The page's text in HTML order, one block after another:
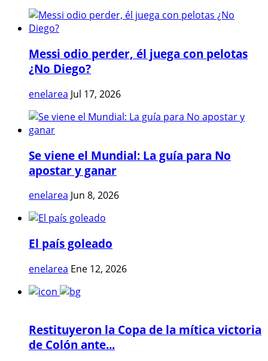
Messi odio perder, él juega con pelotas
¿No Diego?
enelarea Jul 17, 2026
Se viene el Mundial: La guía para No
apostar y ganar
enelarea Jun 8, 2026
El país goleado
enelarea Ene 12, 2026
Restituyeron la Copa de la mítica victoria
de Colón ante...